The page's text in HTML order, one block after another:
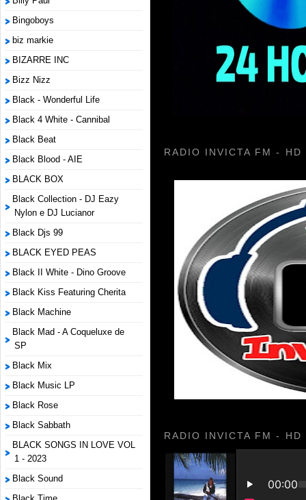
Bingoboys
biz markie
BIZARRE INC
Bizz Nizz
Black - Wonderful Life
Black 4 White - Cannibal
Black Beat
Black Blood - AIE
BLACK BOX
Black Collection - DJ Eazy
Nylon e DJ Lucianor
Black Djs 99
BLACK EYED PEAS
Black II White - Dino Groove
Black Kiss Featuring Cherita
Black Machine
Black Mad - A Coqueluxe de
SP
Black Mix
Black Music LP
Black Rose
Black Sabbath
BLACK SONGS IN LOVE VOL
1 - 2023
Black Sound
RADIO INVICTA FM - HD
RADIO INVICTA FM - HD